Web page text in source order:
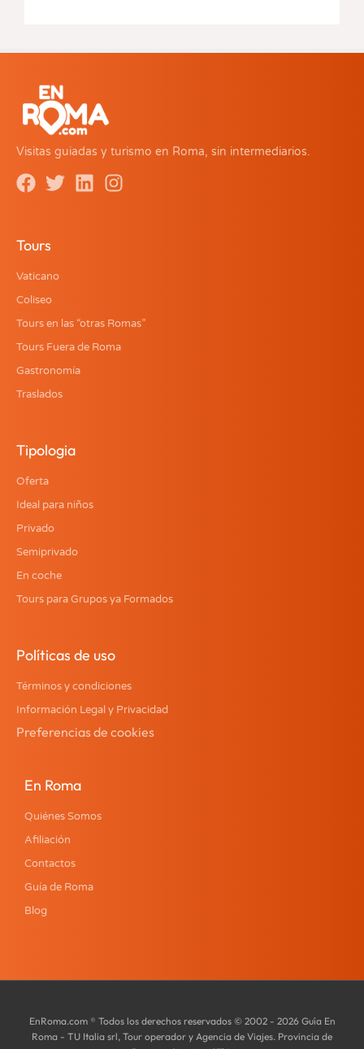
Visitas guiadas y turismo en Roma, sin intermediarios.
Tours
Vaticano
Coliseo
Tours en las “otras Romas”
Tours Fuera de Roma
Gastronomía
Traslados
Tipologia
Oferta
Ideal para niños
Privado
Semiprivado
En coche
Tours para Grupos ya Formados
Políticas de uso
Términos y condiciones
Información Legal y Privacidad
Preferencias de cookies
En Roma
Quiénes Somos
Afiliación
Contactos
Guía de Roma
Blog
EnRoma.com ® Todos los derechos reservados © 2002 - 2026 Guía En
Roma - TU Italia srl, Tour operador y Agencia de Viajes. Provincia de